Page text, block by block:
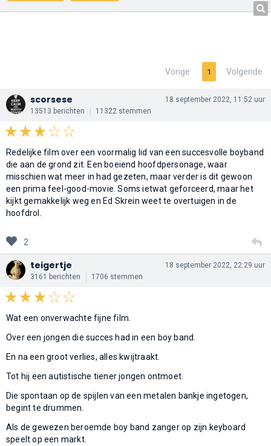
Vorige 1 Volgende
scorsese
13513 berichten 11322 stemmen
18 september 2022, 11:52 uur
Redelijke film over een voormalig lid van een succesvolle boyband
die aan de grond zit. Een boeiend hoofdpersonage, waar
misschien wat meer in had gezeten, maar verder is dit gewoon
een prima feel-good-movie. Soms ietwat geforceerd, maar het
kijkt gemakkelijk weg en Ed Skrein weet te overtuigen in de
hoofdrol.
2
teigertje
3161 berichten 1706 stemmen
18 september 2022, 22:29 uur
Wat een onverwachte fijne film.
Over een jongen die succes had in een boy band.
En na een groot verlies, alles kwijtraakt.
Tot hij een autistische tiener jongen ontmoet.
Die spontaan op de spijlen van een metalen bankje ingetogen,
begint te drummen.
Als de gewezen beroemde boy band zanger op zijn keyboard
speelt op een markt.